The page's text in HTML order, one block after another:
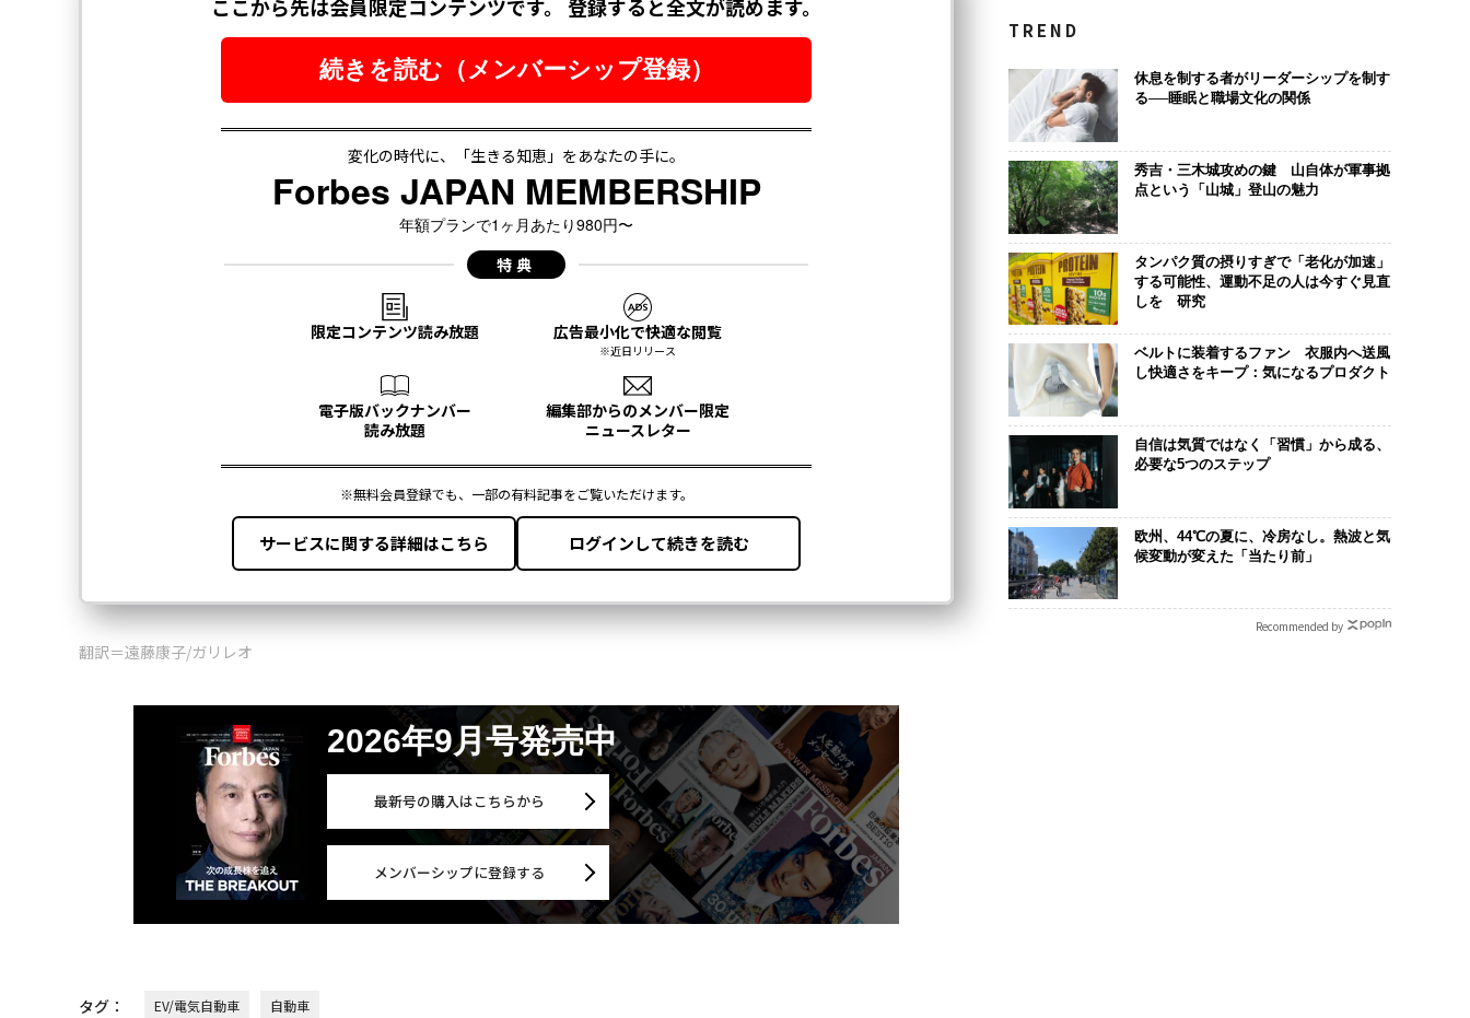
翻訳＝遠藤康子/ガリレオ
2026年9月号発売中
最新号の購入はこちらから
メンバーシップに登録する
タグ： EV/電気自動車 自動車
TREND
休息を制する者がリーダーシップを制す
る──睡眠と職場文化の関係
秀吉・三木城攻めの鍵 山自体が軍事拠
点という「山城」登山の魅力
タンパク質の摂りすぎで「老化が加速」
する可能性、運動不足の人は今すぐ見直
しを 研究
ベルトに装着するファン 衣服内へ送風
し快適さをキープ：気になるプロダクト
自信は気質ではなく「習慣」から成る、
必要な5つのステップ
欧州、44℃の夏に、冷房なし。熱波と気
候変動が変えた「当たり前」
Recommended by